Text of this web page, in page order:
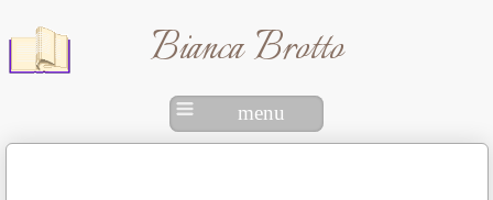
Bianca Brotto
menu